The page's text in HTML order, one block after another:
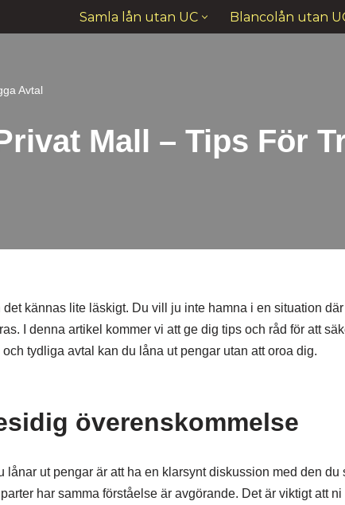
Samla lån utan UC Blancolån utan
Avtal
Mall – Tips För
kännas lite läskigt. Du vill ju inte hamna i en situation
I denna artikel kommer vi att ge dig tips och råd för att
tydliga avtal kan du låna ut pengar utan att oroa dig.
överenskommelse
lånar ut pengar är att ha en klarsynt diskussion med den du
har samma förståelse är avgörande. Det är viktigt att